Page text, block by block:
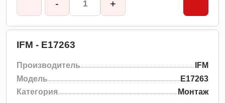
- +
IFM - E17263
Производитель
IFM
Модель
E17263
Категория
Монтаж